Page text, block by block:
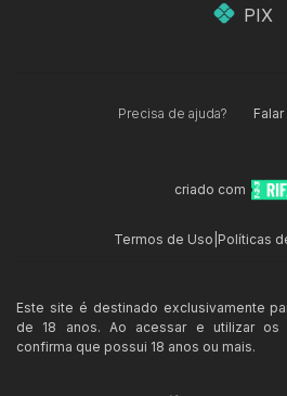
PIX
Precisa de ajuda?
criado com
Termos de Uso Políticas
Este site é destinado exclusivamente
de 18 anos. Ao acessar e utilizar os
confirma que possui 18 anos ou mais.